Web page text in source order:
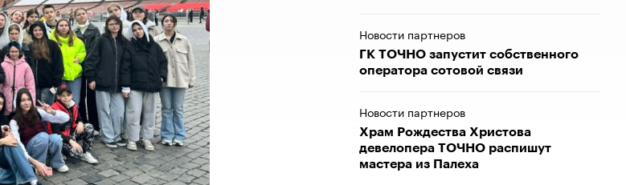
Новости партнеров
ГК ТОЧНО запустит собственного
оператора сотовой связи
Новости партнеров
Храм Рождества Христова
девелопера ТОЧНО распишут
мастера из Палеха